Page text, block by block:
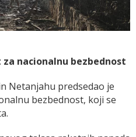
nacionalnu bezbednost
Netanjahu predsedao je
bezbednost, koji se